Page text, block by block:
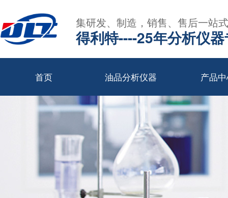
集研发、制造，销售、售后一站
得利特----25年分析仪
首页 油品分析仪器 产品